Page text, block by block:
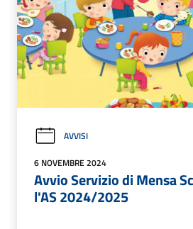
AVVISI
6 NOVEMBRE 2024
Avvio Servizio di Mensa
l'AS 2024/2025